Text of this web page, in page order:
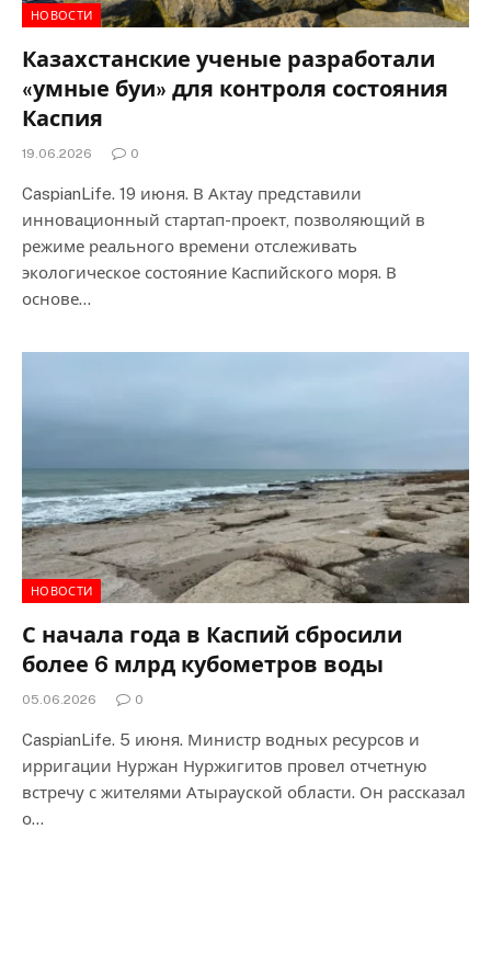
НОВОСТИ
Казахстанские ученые разработали
«умные буи» для контроля состояния
Каспия
19.06.2026 0
CaspianLife. 19 июня. В Актау представили
инновационный стартап-проект, позволяющий в
режиме реального времени отслеживать
экологическое состояние Каспийского моря. В
основе…
НОВОСТИ
С начала года в Каспий сбросили
более 6 млрд кубометров воды
05.06.2026 0
CaspianLife. 5 июня. Министр водных ресурсов и
ирригации Нуржан Нуржигитов провел отчетную
встречу с жителями Атырауской области. Он рассказал
о…